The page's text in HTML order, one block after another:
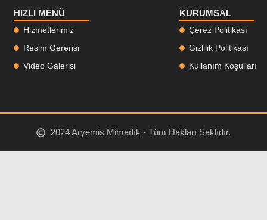
HIZLI MENÜ
Hizmetlerimiz
Resim Gererisi
Video Galerisi
KURUMSAL
Çerez Politikası
Gizlilik Politikası
Kullanım Koşulları
2024 Aryemis Mimarlık - Tüm Hakları Saklıdır.